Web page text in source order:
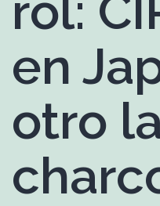
en
otro